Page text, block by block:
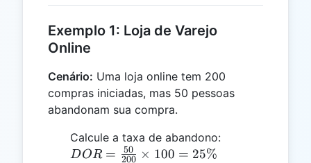
Exemplo 1: Loja de Varejo
Online
Cenário: Uma loja online tem 200
compras iniciadas, mas 50 pessoas
abandonam sua compra.
Calcule a taxa de abandono:
DOR = 200
50 × 100 = 25%